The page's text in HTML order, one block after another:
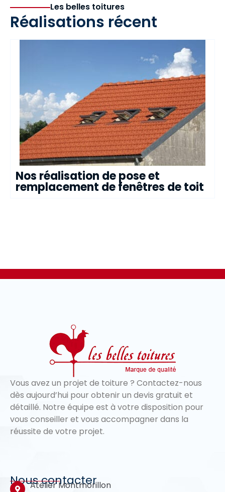
Les belles toitures
Réalisations récent
Nos réalisation de pose et
remplacement de fenêtres de toit
Vous avez un projet de toiture ? Contactez-nous
dès aujourd’hui pour obtenir un devis gratuit et
détaillé. Notre équipe est à votre disposition pour
vous conseiller et vous accompagner dans la
réussite de votre projet.
Nous contacter
Atelier Montmorillon